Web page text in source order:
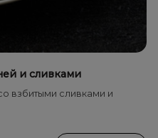
и сливками
взбитыми сливками и